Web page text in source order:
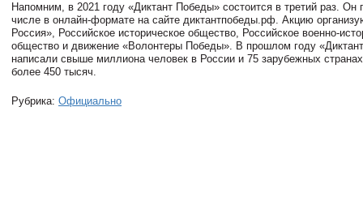
Напомним, в 2021 году «Диктант Победы» состоится в третий раз. Он
числе в онлайн-формате на сайте диктантпобеды.рф. Акцию
Россия», Российское историческое общество, Российское военно-
общество и движение «Волонтеры Победы». В прошлом году
написали свыше миллиона человек в России и 75 зарубежных
более 450 тысяч.
Рубрика: Официально